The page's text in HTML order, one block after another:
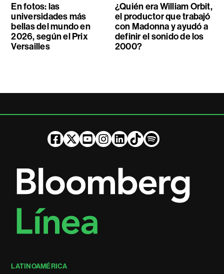
En fotos: las
universidades más
bellas del mundo en
2026, según el Prix
Versailles
¿Quién era William Orbit,
el productor que trabajó
con Madonna y ayudó a
definir el sonido de los
2000?
LATINOAMÉRICA